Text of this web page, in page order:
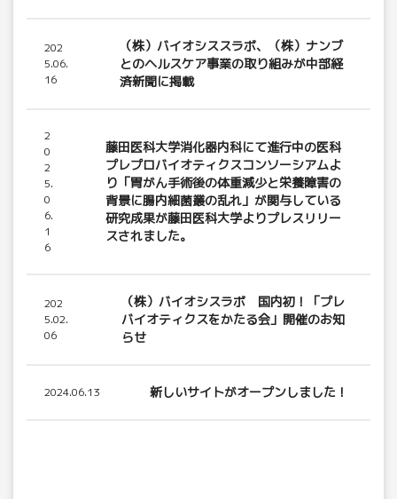
202
5.06.
16
（株）バイオシススラボ、（株）ナンブ
とのヘルスケア事業の取り組みが中部経
済新聞に掲載
2
0
2
5.
0
6.
1
6
藤田医科大学消化器内科にて進行中の医科
プレプロバイオティクスコンソーシアムよ
り「胃がん手術後の体重減少と栄養障害の
背景に腸内細菌叢の乱れ」が関与している
研究成果が藤田医科大学よりプレスリリー
スされました。
202
5.02.
06
（株）バイオシスラボ 国内初！「プレ
バイオティクスをかたる会」開催のお知
らせ
2024.06.13 新しいサイトがオープンしました！